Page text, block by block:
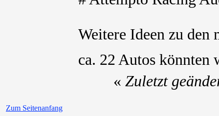
Weitere Ideen zu den
ca. 22 Autos könnten
Zum Seitenanfang
« Zuletzt